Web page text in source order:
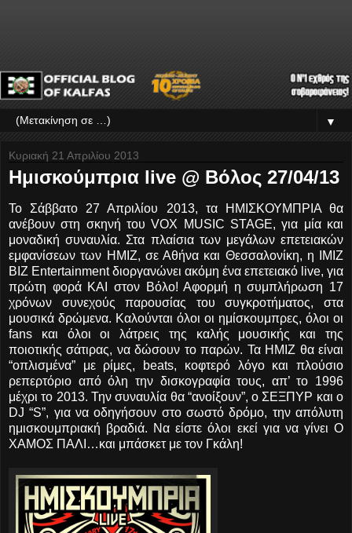
▼
Κυριακή 21 Απριλίου 2013
Ημισκούμπρια live @ Βόλος 27/04/13
Το Σάββατο 27 Απριλίου 2013, τα ΗΜΙΣΚΟΥΜΠΡΙΑ θα
ανέβουν στη σκηνή του VOX MUSIC STAGE, για μία και
μοναδική συναυλία. Στα πλαίσια των μεγάλων επετειακών
εμφανίσεων των ΗΜΙΖ, σε Αθήνα και Θεσσαλονίκη, η IMIZ
BIZ Entertainment διοργανώνει ακόμη ένα επετειακό live, για
πρώτη φορά ΚΑΙ στον Βόλο! Αφορμή η συμπλήρωση 17
χρόνων συνεχούς παρουσίας του συγκροτήματος, στα
μουσικά δρώμενα. Καλούνται όλοι οι ημίσκουμπρες, όλοι οι
fans και όλοι οι λάτρεις της καλής μουσικής και της
ποιοτικής σάτιρας, να δώσουν το παρών. Τα ΗΜΙΖ θα είναι
“οπλισμένα” με ρίμες, beats, κοφτερό λόγο και πλούσιο
ρεπερτόριο από όλη την δισκογραφία τους, απ’ το 1996
μέχρι το 2013. Την συναυλία θα “ανοίξουν”, ο ΣΕΞΠΥΡ και ο
DJ “S”, για να οδηγήσουν στο σωστό δρόμο, την απόλυτη
ημισκουμπριακή βραδιά. Να είστε όλοι εκεί για να γίνει Ο
ΧΑΜΟΣ ΠΑΛΙ…και μπάσκετ με τον Γκάλη!